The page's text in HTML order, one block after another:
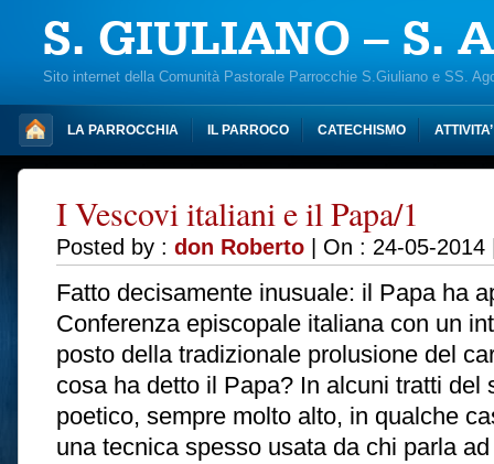
S. GIULIANO – S.
Sito internet della Comunità Pastorale Parrocchie S.Giuliano e SS.
LA PARROCCHIA IL PARROCO CATECHISMO
I Vescovi italiani e il Papa/1
Posted by : don Roberto | On : 24-05-
Fatto decisamente inusuale: il Papa ha
Conferenza episcopale italiana con un
posto della tradizionale prolusione del
cosa ha detto il Papa? In alcuni tratti del
poetico, sempre molto alto, in qualche
una tecnica spesso usata da chi parla